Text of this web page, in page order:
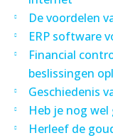
De voordelen
ERP software
Financial
beslissingen
Geschiedenis
Heb je nog
Herleef de